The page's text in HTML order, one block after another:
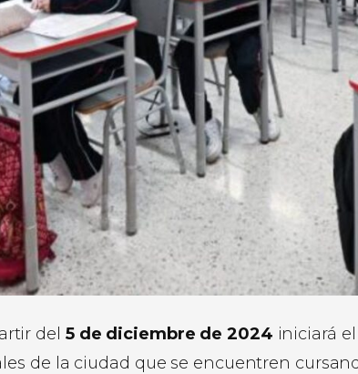
del 5 de diciembre de 2024 iniciará el
de la ciudad que se encuentren